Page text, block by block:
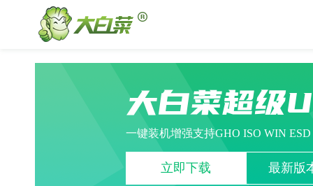
大白菜超级
一键装机增强支持GHO ISO WIN
立即下载 最新版